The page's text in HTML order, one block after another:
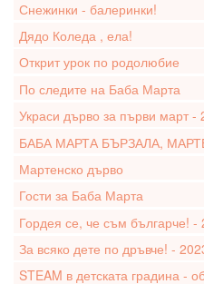
Снежинки - балеринки!
Дядо Коледа , ела!
Открит урок по родолюбие
По следите на Баба Марта
Украси дърво за първи март -
БАБА МАРТА БЪРЗАЛА,
Мартенско дърво
Гости за Баба Марта
Гордея се, че съм българче! -
За всяко дете по дръвче! -
STEAM в детската градина -